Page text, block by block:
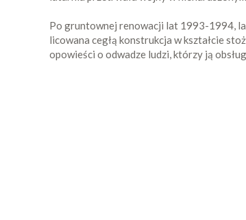
Po gruntownej renowacji lat 1993-1994,
licowana cegłą konstrukcja w kształcie
opowieści o odwadze ludzi, którzy ją